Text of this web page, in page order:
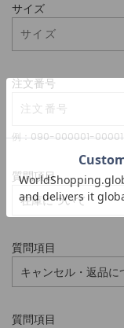
サイズ
注文番号
例：090-000001-00001
質問項目
質問項目
質問項目